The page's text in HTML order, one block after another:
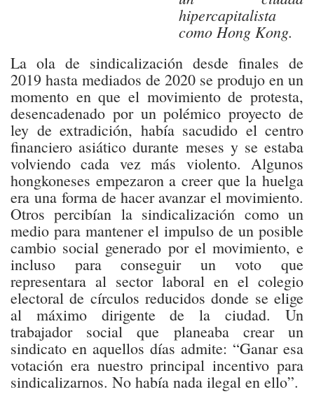
hipercapitalista
como Hong Kong.
La ola de sindicalización desde finales de
2019 hasta mediados de 2020 se produjo en un
momento en que el movimiento de protesta,
desencadenado por un polémico proyecto de
ley de extradición, había sacudido el centro
financiero asiático durante meses y se estaba
volviendo cada vez más violento. Algunos
hongkoneses empezaron a creer que la huelga
era una forma de hacer avanzar el movimiento.
Otros percibían la sindicalización como un
medio para mantener el impulso de un posible
cambio social generado por el movimiento, e
incluso para conseguir un voto que
representara al sector laboral en el colegio
electoral de círculos reducidos donde se elige
al máximo dirigente de la ciudad. Un
trabajador social que planeaba crear un
sindicato en aquellos días admite: “Ganar esa
votación era nuestro principal incentivo para
sindicalizarnos. No había nada ilegal en ello”.